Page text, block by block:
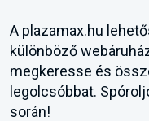
A plazamax.hu
különböző
megkeresse és
legolcsóbbat.
során!